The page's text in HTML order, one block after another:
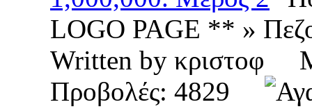
LOGO PAGE ** »
Written by κριστοφ
Προβολές: 4829